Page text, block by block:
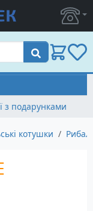
Пошук
з подарунками
котушки